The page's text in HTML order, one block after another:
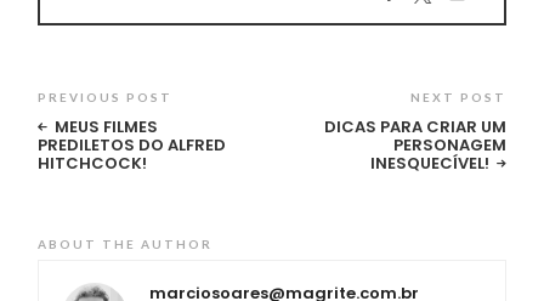
PREVIOUS POST
MEUS FILMES
PREDILETOS DO ALFRED
HITCHCOCK!
NEXT POST
DICAS PARA CRIAR UM
PERSONAGEM
INESQUECÍVEL!
ABOUT THE AUTHOR
marciosoares@magrite.com.br